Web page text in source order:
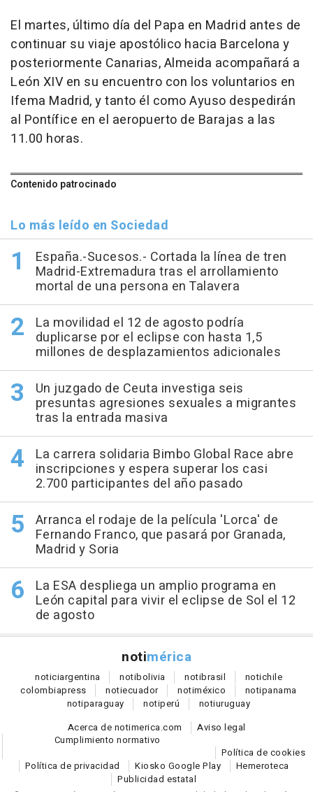
El martes, último día del Papa en Madrid antes de
continuar su viaje apostólico hacia Barcelona y
posteriormente Canarias, Almeida acompañará a
León XIV en su encuentro con los voluntarios en
Ifema Madrid, y tanto él como Ayuso despedirán
al Pontífice en el aeropuerto de Barajas a las
11.00 horas.
Contenido patrocinado
Lo más leído en Sociedad
España.-Sucesos.- Cortada la línea de tren
Madrid-Extremadura tras el arrollamiento
mortal de una persona en Talavera
La movilidad el 12 de agosto podría
duplicarse por el eclipse con hasta 1,5
millones de desplazamientos adicionales
Un juzgado de Ceuta investiga seis
presuntas agresiones sexuales a migrantes
tras la entrada masiva
La carrera solidaria Bimbo Global Race abre
inscripciones y espera superar los casi
2.700 participantes del año pasado
Arranca el rodaje de la película 'Lorca' de
Fernando Franco, que pasará por Granada,
Madrid y Soria
La ESA despliega un amplio programa en
León capital para vivir el eclipse de Sol el 12
de agosto
notimérica
noticiargentina notibolivia notibrasil notichile
colombiapress notiecuador notiméxico notipanama
notiparaguay notiperú notiuruguay
Acerca de notimerica.com
Aviso legal
Cumplimiento normativo
Política de cookies
Política de privacidad
Kiosko Google Play
Hemeroteca
Publicidad estatal